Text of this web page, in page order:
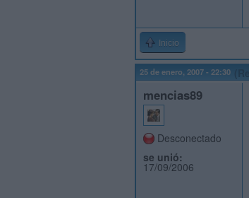
Inicio
25 de enero, 2007 - 22:30
mencias89
Desconectado
se unió:
17/09/2006